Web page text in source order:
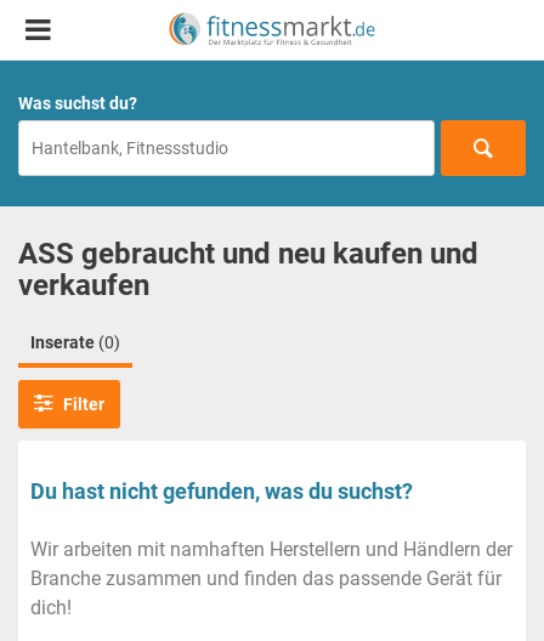
Was suchst du?
ASS gebraucht und neu kaufen und
verkaufen
Inserate (0)
Filter
Du hast nicht gefunden, was du suchst?
Wir arbeiten mit namhaften Herstellern und Händlern der
Branche zusammen und finden das passende Gerät für
dich!